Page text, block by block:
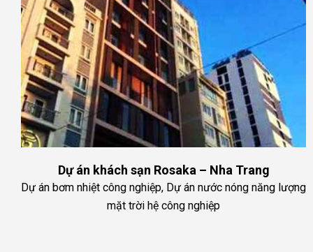
Dự án khách sạn Rosaka – Nha Trang
Dự án bơm nhiệt công nghiệp, Dự án nước nóng năng lượng
mặt trời hệ công nghiệp